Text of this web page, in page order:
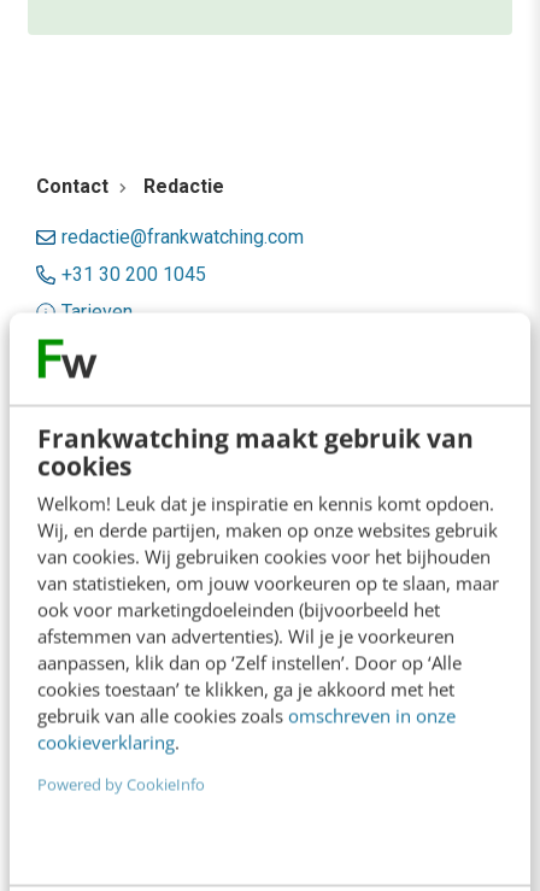
Frankwatching maakt gebruik van
cookies
Welkom! Leuk dat je inspiratie en kennis komt opdoen.
Wij, en derde partijen, maken op onze websites gebruik
van cookies. Wij gebruiken cookies voor het bijhouden
van statistieken, om jouw voorkeuren op te slaan, maar
ook voor marketingdoeleinden (bijvoorbeeld het
afstemmen van advertenties). Wil je je voorkeuren
aanpassen, klik dan op ‘Zelf instellen’. Door op ‘Alle
cookies toestaan’ te klikken, ga je akkoord met het
gebruik van alle cookies zoals omschreven in onze
cookieverklaring.
Powered by CookieInfo
Contact Redactie
redactie@frankwatching.com
+31 30 200 1045
Tarieven
Meer contactopties
Frankwatching
Adverteren
Contact
Nieuwsbrieven
Over ons
Ons team
Werken bij
Whitepapers